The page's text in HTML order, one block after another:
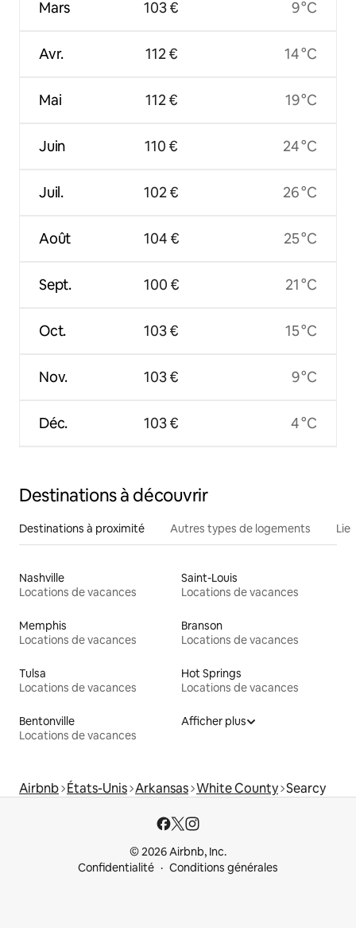
Mars
Avr.
Mai
Juin
Juil.
Août
Sept.
Oct.
Nov.
Déc.
103 €
112 €
112 €
110 €
102 €
104 €
100 €
103 €
103 €
103 €
9 °C
14 °C
19 °C
24 °C
26 °C
25 °C
21 °C
15 °C
9 °C
4 °C
Destinations à découvrir
Destinations à proximité Autres types de logements
Nashville
Locations de vacances
Saint-Louis
Locations de vacances
Memphis
Locations de vacances
Branson
Locations de vacances
Tulsa
Locations de vacances
Hot Springs
Locations de vacances
Bentonville
Locations de vacances
Afficher plus
Airbnb États-Unis Arkansas White County Searcy
© 2026 Airbnb, Inc.
Confidentialité
Conditions générales